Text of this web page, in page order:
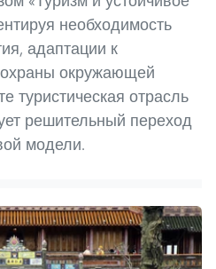
необходимость
адаптации к
окружающей
туристическая отрасль
решительный переход
модели.